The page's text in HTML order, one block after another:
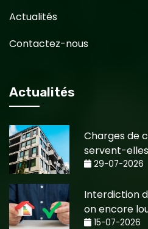
Actualités
Contactez-nous
Actualités
Charges de
servent-
29-07-2026
Interdiction
on encore
15-07-2026